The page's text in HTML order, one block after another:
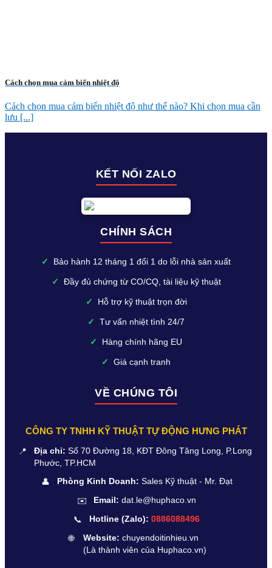
Cách chọn mua cảm biến nhiệt độ
Cách chọn mua cảm biến nhiệt độ như thế nào? Khi chọn mua cần
lưu [...]
KẾT NỐI ZALO
CHÍNH SÁCH
✓ Bảo hành 12 tháng 1 đổi 1 do lỗi nhà sản xuất
✓ Đầy đủ chứng từ CO/CQ, tài liệu kỹ thuật
✓ Hỗ trợ kỹ thuật trọn đời
✓ Tư vấn nhiệt tình 24/7
✓ Hàng chính hãng EU
✓ Giá cạnh tranh
VỀ CHÚNG TÔI
CÔNG TY TNHH KỸ THUẬT TỰ ĐỘNG HƯNG PHÁT
📍 Địa chỉ: Số 70 Đường 18, KĐT Đông Tăng Long, P.Long
Phước, TP.HCM
👤 Phòng Kinh Doanh: Sales Kỹ thuật - Mr. Đạt
✉️ Email: dat.le@huphaco.vn
📞 Hotline (Zalo): 0886088496
🌐 Website: chuyendoitinhieu.vn
(Là thành viên của Huphaco.vn)